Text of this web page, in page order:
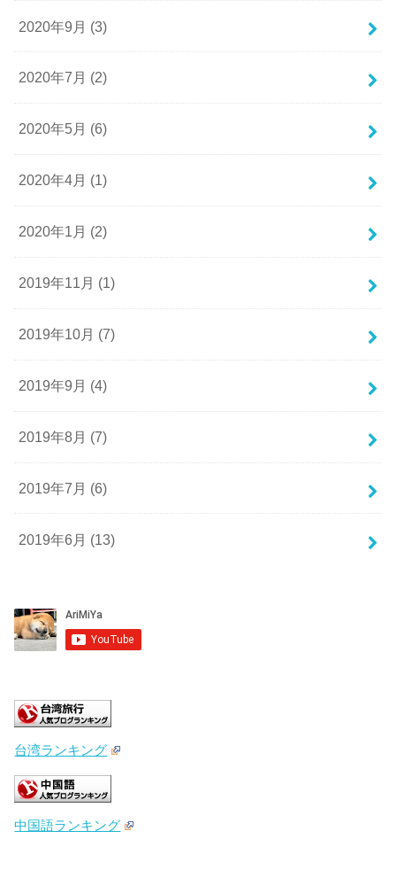
2020年9月 (3)
2020年7月 (2)
2020年5月 (6)
2020年4月 (1)
2020年1月 (2)
2019年11月 (1)
2019年10月 (7)
2019年9月 (4)
2019年8月 (7)
2019年7月 (6)
2019年6月 (13)
台湾ランキング
中国語ランキング